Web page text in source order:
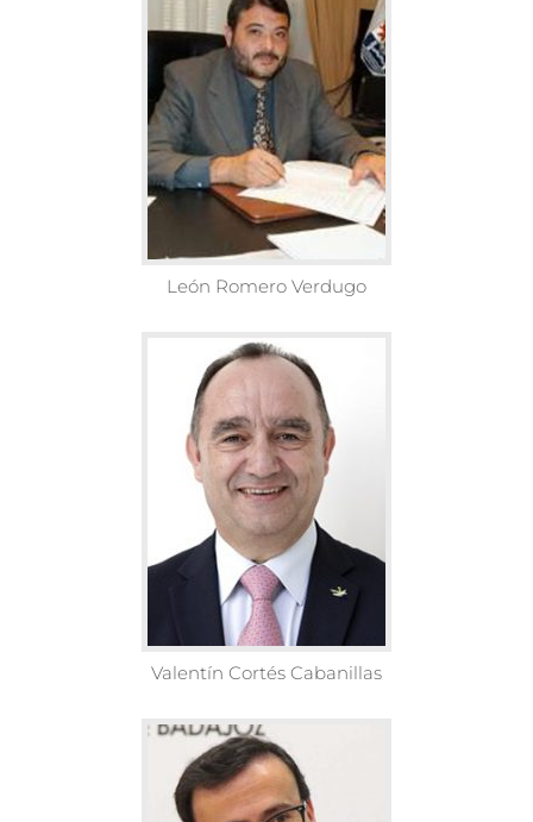
León Romero Verdugo
Valentín Cortés Cabanillas